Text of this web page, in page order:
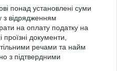
понад установлені суми
з відрядженням
на оплату податку на
документи,
речами та найм
з підтвердними